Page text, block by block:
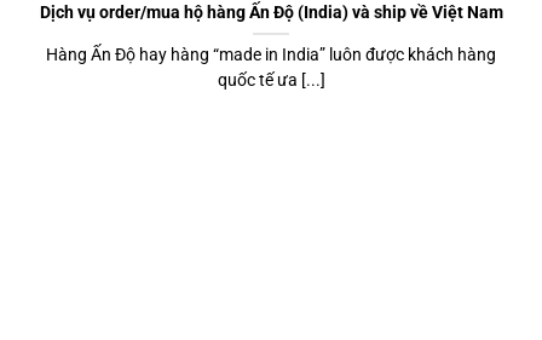
Dịch vụ order/mua hộ hàng Ấn Độ (India) và ship về Việt Nam
Hàng Ấn Độ hay hàng “made in India” luôn được khách hàng
quốc tế ưa [...]